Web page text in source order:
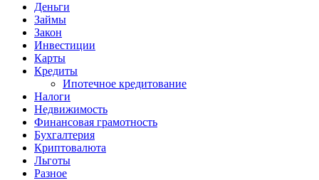
Деньги
Займы
Закон
Инвестиции
Карты
Кредиты
Ипотечное кредитование
Налоги
Недвижимость
Финансовая грамотность
Бухгалтерия
Криптовалюта
Льготы
Разное